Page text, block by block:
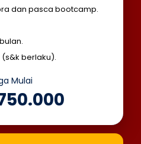
dan pasca bootcamp.
berlaku).
Mulai